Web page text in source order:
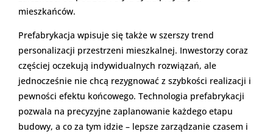
mieszkańców.
Prefabrykacja wpisuje się także w szerszy trend
personalizacji przestrzeni mieszkalnej. Inwestorzy coraz
częściej oczekują indywidualnych rozwiązań, ale
jednocześnie nie chcą rezygnować z szybkości realizacji i
pewności efektu końcowego. Technologia prefabrykacji
pozwala na precyzyjne zaplanowanie każdego etapu
budowy, a co za tym idzie – lepsze zarządzanie czasem i